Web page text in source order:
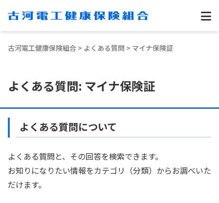
古河電工健康保険組合 > よくある質問 > マイナ保険証
よくある質問: マイナ保険証
よくある質問について
よくある質問と、その回答を検索できます。
お知りになりたい情報をカテゴリ（分類）からお調べいた
だけます。